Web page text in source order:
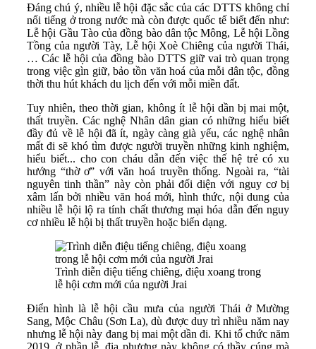
Đáng chú ý, nhiều lễ hội đặc sắc của các DTTS không chỉ
nổi tiếng ở trong nước mà còn được quốc tế biết đến như:
Lễ hội Gầu Tào của đồng bào dân tộc Mông, Lễ hội Lồng
Tồng của người Tày, Lễ hội Xoè Chiêng của người Thái,
… Các lễ hội của đồng bào DTTS giữ vai trò quan trọng
trong việc gìn giữ, bảo tồn văn hoá của mỗi dân tộc, đồng
thời thu hút khách du lịch đến với mỗi miền đất.
Tuy nhiên, theo thời gian, không ít lễ hội dần bị mai một,
thất truyền. Các nghệ Nhân dân gian có những hiểu biết
đầy đủ về lễ hội đã ít, ngày càng già yếu, các nghệ nhân
mất đi sẽ khó tìm được người truyền những kinh nghiệm,
hiểu biết... cho con cháu dẫn đến việc thế hệ trẻ có xu
hướng “thờ ơ” với văn hoá truyền thống. Ngoài ra, “tài
nguyên tinh thần” này còn phải đối diện với nguy cơ bị
xâm lấn bởi nhiều văn hoá mới, hình thức, nội dung của
nhiều lễ hội lộ ra tính chất thương mại hóa dẫn đến nguy
cơ nhiều lễ hội bị thất truyền hoặc biến dạng.
Trình diễn điệu tiếng chiêng, điệu xoang trong
lễ hội cơm mới của người Jrai
Điển hình là lễ hội cầu mưa của người Thái ở Mường
Sang, Mộc Châu (Sơn La), dù được duy trì nhiều năm nay
nhưng lễ hội này đang bị mai một dần đi. Khi tổ chức năm
2019, ở phần lễ, địa phương này không có thầy cúng mà